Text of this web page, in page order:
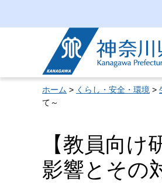
神奈川県
ホーム > くらし・安全・環境 >
て～
【教員向
影響とその